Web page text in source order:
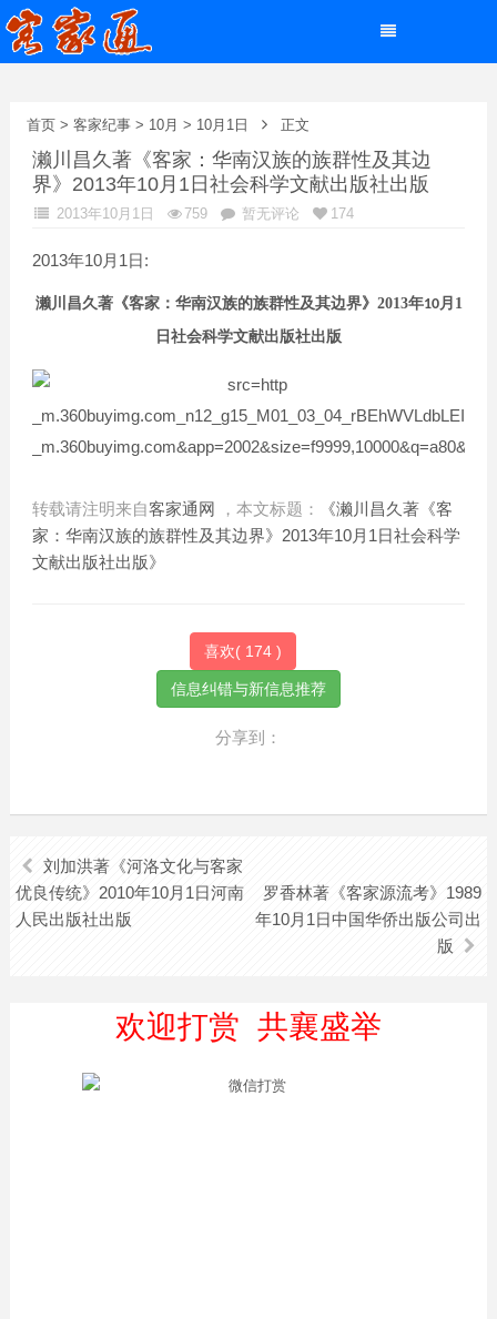
首页> 客家纪事> 10月 > 10月1日 正文
濑川昌久著《客家：华南汉族的族群性及其边
界》2013年10月1日社会科学文献出版社出版
2013年10月1日 759 暂无评论 174
2013年10月1日:
濑川昌久著《客家：华南汉族的族群性及其边界》 2013年10月 1
日 社会科学文献出版社出版
转载请注明来自客家通网 ，本文标题：
《濑川昌久著《客
家：华南汉族的族群性及其边界》2013年10月1日社会科学
文献出版社出版》
喜欢( 174 )
分享到：
刘加洪著《河洛文化与客家
优良传统》2010年10月1日河南
人民出版社出版
罗香林著《客家源流考》1989
年10月1日中国华侨出版公司出
版
欢迎打赏 共襄盛举